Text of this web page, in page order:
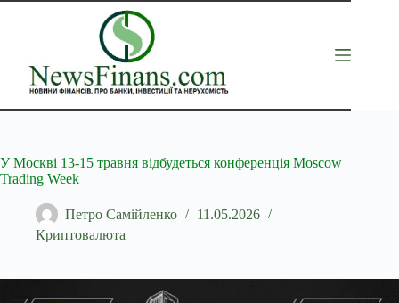
Перейти
У Москві 13-15 травня відбудеться конференція Moscow
Trading Week
Петро Самійленко
11.05.2026
Криптовалюта